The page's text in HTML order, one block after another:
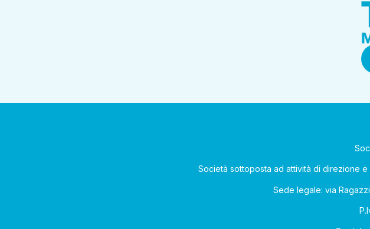
Società sottoposta ad attività di direzione
Sede legale: via Ragazzi